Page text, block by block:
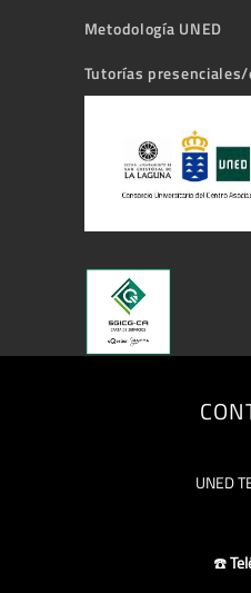
Metodología UNED
Tutorías
UNED
☎️